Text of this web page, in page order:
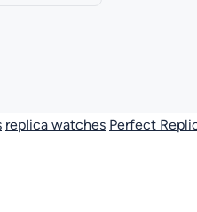
replica watches Perfect